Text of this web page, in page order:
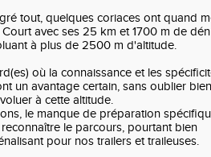
tout, quelques coriaces ont quand
avec ses 25 km et 1700 m de
à plus de 2500 m d'altitude.
où la connaissance et les
un avantage certain, sans oublier bien
à cette altitude.
le manque de préparation
le parcours, pourtant bien
pour nos trailers et traileuses.